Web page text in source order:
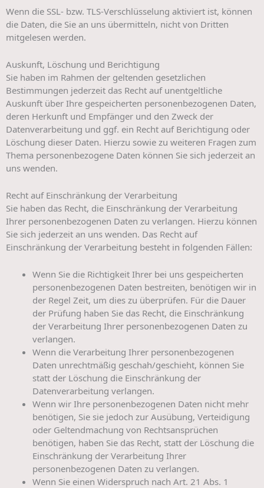
Wenn die SSL- bzw. TLS-Verschlüsselung aktiviert ist, können
die Daten, die Sie an uns übermitteln, nicht von Dritten
mitgelesen werden.
Auskunft, Löschung und Berichtigung
Sie haben im Rahmen der geltenden gesetzlichen
Bestimmungen jederzeit das Recht auf unentgeltliche
Auskunft über Ihre gespeicherten personenbezogenen Daten,
deren Herkunft und Empfänger und den Zweck der
Datenverarbeitung und ggf. ein Recht auf Berichtigung oder
Löschung dieser Daten. Hierzu sowie zu weiteren Fragen zum
Thema personenbezogene Daten können Sie sich jederzeit an
uns wenden.
Recht auf Einschränkung der Verarbeitung
Sie haben das Recht, die Einschränkung der Verarbeitung
Ihrer personenbezogenen Daten zu verlangen. Hierzu können
Sie sich jederzeit an uns wenden. Das Recht auf
Einschränkung der Verarbeitung besteht in folgenden Fällen:
Wenn Sie die Richtigkeit Ihrer bei uns gespeicherten
personenbezogenen Daten bestreiten, benötigen wir in
der Regel Zeit, um dies zu überprüfen. Für die Dauer
der Prüfung haben Sie das Recht, die Einschränkung
der Verarbeitung Ihrer personenbezogenen Daten zu
verlangen.
Wenn die Verarbeitung Ihrer personenbezogenen
Daten unrechtmäßig geschah/geschieht, können Sie
statt der Löschung die Einschränkung der
Datenverarbeitung verlangen.
Wenn wir Ihre personenbezogenen Daten nicht mehr
benötigen, Sie sie jedoch zur Ausübung, Verteidigung
oder Geltendmachung von Rechtsansprüchen
benötigen, haben Sie das Recht, statt der Löschung die
Einschränkung der Verarbeitung Ihrer
personenbezogenen Daten zu verlangen.
Wenn Sie einen Widerspruch nach Art. 21 Abs. 1